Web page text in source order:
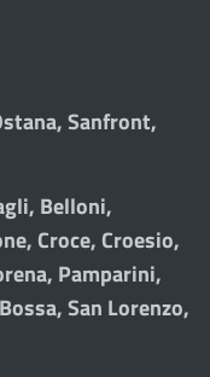
Sanfront,
Belloni,
Croce, Croesio,
Pamparini,
San Lorenzo,